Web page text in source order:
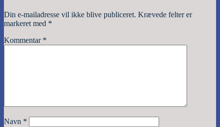
Din e-mailadresse vil ikke blive publiceret. Krævede felter er
markeret med *
Kommentar *
Navn *